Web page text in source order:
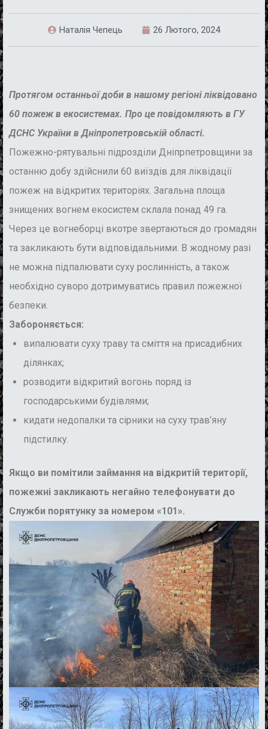
Наталія Чепець 26 Лютого, 2024
Протягом останньої доби в нашому регіоні ліквідовано
60 пожеж в екосистемах. Про це повідомляють в ГУ
ДСНС України в Дніпропетровській області.
Пожежно-рятувальні підрозділи Дніпрпетровщини за
останню добу здійснили 60 виїздів для ліквідації
пожеж на відкритих територіях. Загальна площа
знищених вогнем екосистем склала понад 49 га.
Через це вогнеборці вкотре звертаються до громадян
та закликають бути відповідальними. В жодному разі
не можна підпалювати суху рослинність, а також
необхідно суворо дотримуватись правил пожежної
безпеки.
Забороняється:
випалювати суху траву та сміття на присадибних
ділянках;
розводити відкритий вогонь поряд із
господарськими будівлями;
кидати недопалки та сірники на суху трав’яну
підстилку.
Якщо ви помітили займання на відкритій території,
пожежні закликають негайно телефонувати до
Служби порятунку за номером «101».